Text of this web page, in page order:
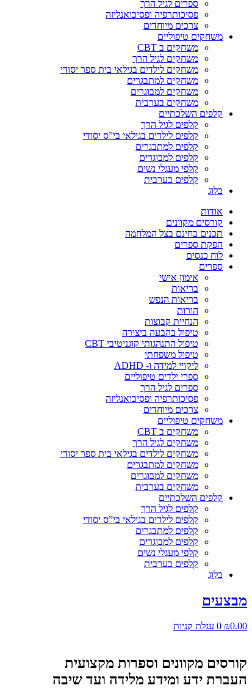
ספרים לגיל הרך
פסיכותרפיה ופסיכואנליזה
צרכים מיוחדים
משחקים טיפוליים
משחקים ב CBT
משחקים לגיל הרך
משחקים לילדים בגילאי בית ספר יסודי
משחקים למתבגרים
משחקים למבוגרים
משחקים בערבית
קלפים השלכתיים
קלפים לגיל הרך
קלפים לילדים בגילאי בי”ס יסודי
קלפים למתבגרים
קלפים למבוגרים
קלפי מעגלי נשים
קלפים בערבית
בלוג
אודות
קורסים מקוונים
תכנים בחינם בצל המלחמה
הפקת ספרים
לוח כנסים
ספרים
אימון אישי
בריאות
בריאות הנפש
הורות
הנחיית קבוצות
טיפול בהבעה ביצירה
טיפול התנהגותי קוגניטיבי CBT
טיפול משפחתי
ליקויי למידה ו- ADHD
ספרי ילדים טיפוליים
ספרים לגיל הרך
פסיכותרפיה ופסיכואנליזה
צרכים מיוחדים
משחקים טיפוליים
משחקים ב CBT
משחקים לגיל הרך
משחקים לילדים בגילאי בית ספר יסודי
משחקים למתבגרים
משחקים למבוגרים
משחקים בערבית
קלפים השלכתיים
קלפים לגיל הרך
קלפים לילדים בגילאי בי”ס יסודי
קלפים למתבגרים
קלפים למבוגרים
קלפי מעגלי נשים
קלפים בערבית
בלוג
מבצעים
₪0.00
0 עגלת קניות
קורסים מקוונים וספרות מקצועית
העברת ידע ומידע מלידה ועד שיבה